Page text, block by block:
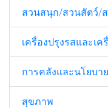
สวนสนุก/สวนสัตว์/
เครื่องปรุงรสและเ
การคลังและนโยบา
สุขภาพ